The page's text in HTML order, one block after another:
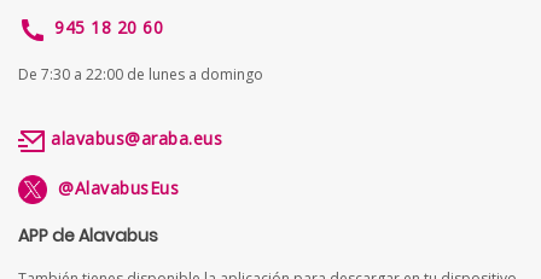
945 18 20 60
De 7:30 a 22:00 de lunes a domingo
alavabus@araba.eus
@AlavabusEus
APP de Alavabus